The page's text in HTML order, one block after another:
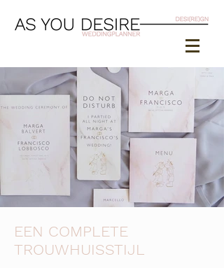
EEN COMPLETE
TROUWHUISSTIJL